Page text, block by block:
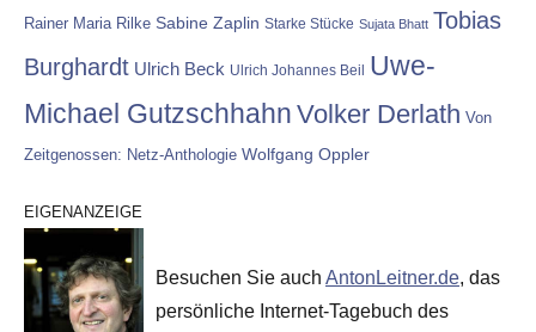
Rainer Maria Rilke Sabine Zaplin Starke Stücke Sujata Bhatt Tobias
Burghardt Ulrich Beck Ulrich Johannes Beil Uwe-
Michael Gutzschhahn Volker Derlath Von
Zeitgenossen: Netz-Anthologie Wolfgang Oppler
EIGENANZEIGE
Besuchen Sie auch AntonLeitner.de, das
persönliche Internet-Tagebuch des